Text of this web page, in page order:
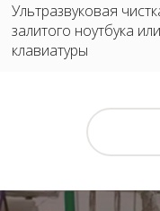
Ультразвуковая
залитого ноутбука или
клавиатуры